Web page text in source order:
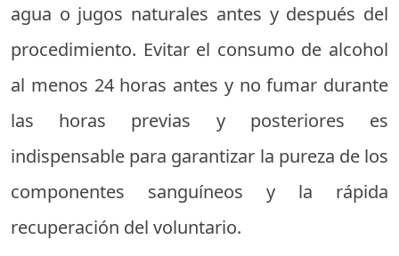
agua o jugos naturales antes y después del
procedimiento. Evitar el consumo de alcohol
al menos 24 horas antes y no fumar durante
las horas previas y posteriores es
indispensable para garantizar la pureza de los
componentes sanguíneos y la rápida
recuperación del voluntario.